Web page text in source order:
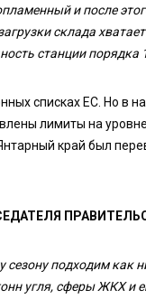
и после
склада
станции порядка
списках ЕС. Но в
лимиты на
край был
подходим как
угля, сферы ЖКХ и